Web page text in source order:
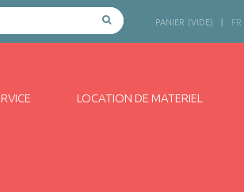
FR
PANIER (VIDE)
LOCATION DE MATERIEL